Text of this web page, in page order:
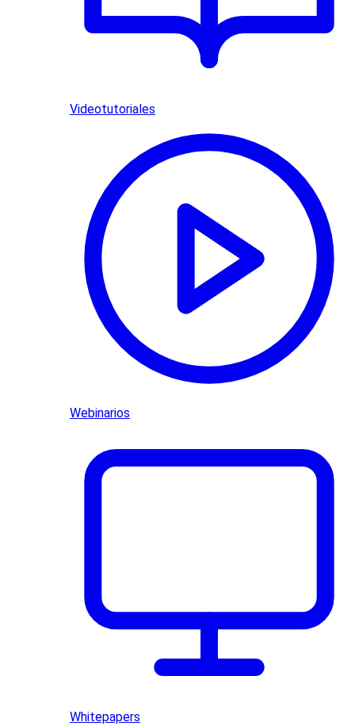
Videotutoriales
Webinarios
Whitepapers